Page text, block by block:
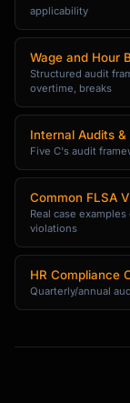
applicability
Wage and Hour
Structured audit
overtime, breaks
Internal Audits
Five C's audit
Common FLSA
Real case
violations
HR Compliance
Quarterly/annual